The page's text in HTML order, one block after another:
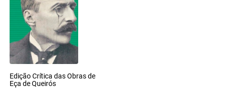
Edição Crítica das Obras de
Eça de Queirós